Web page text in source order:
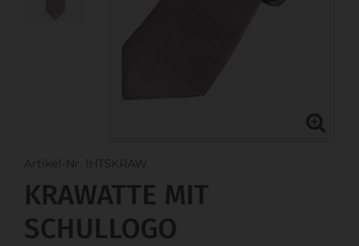
Artikel-Nr. 1HTSKRAW
KRAWATTE MIT
SCHULLOGO